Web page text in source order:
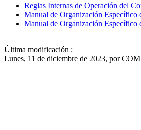
Reglas Internas de Operación del
Manual de Organización
Manual de Organización Específico
Última modificación :
Lunes, 11 de diciembre de 2023, por